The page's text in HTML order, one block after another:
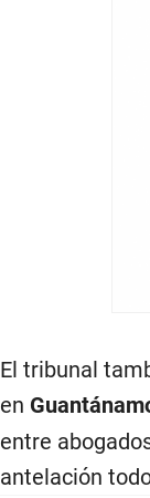
El tribunal
en
entre
antelación